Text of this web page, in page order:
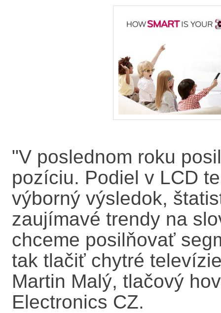
"V poslednom roku
pozíciu. Podiel v LCD
výborný výsledok,
zaujímavé trendy na
chceme posilňovať
tak tlačiť chytré
Martin Malý, tlačový
Electronics CZ.